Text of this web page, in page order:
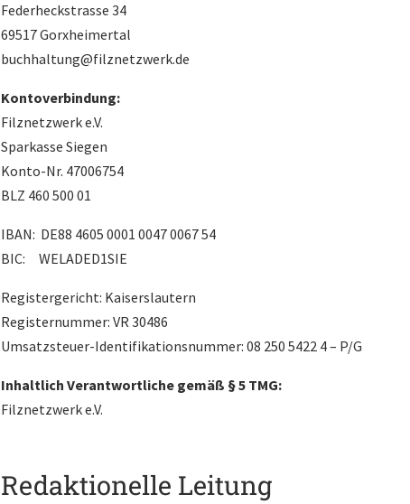
Federheckstrasse 34
69517 Gorxheimertal
buchhaltung@filznetzwerk.de
Kontoverbindung:
Filznetzwerk e.V.
Sparkasse Siegen
Konto-Nr. 47006754
BLZ 460 500 01
IBAN: DE88 4605 0001 0047 0067 54
BIC: WELADED1SIE
Registergericht: Kaiserslautern
Registernummer: VR 30486
Umsatzsteuer-Identifikationsnummer: 08 250 5422 4 – P/G
Inhaltlich Verantwortliche gemäß § 5 TMG:
Filznetzwerk e.V.
Redaktionelle Leitung